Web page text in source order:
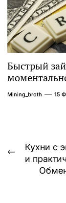
Быстрый
Mining_broth 15
записям
Предыдущая
Кухни с
и